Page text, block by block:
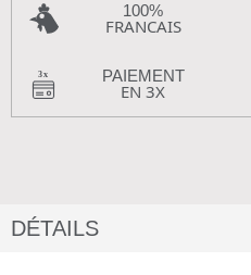
100%
FRANCAIS
PAIEMENT
EN 3X
DÉTAILS